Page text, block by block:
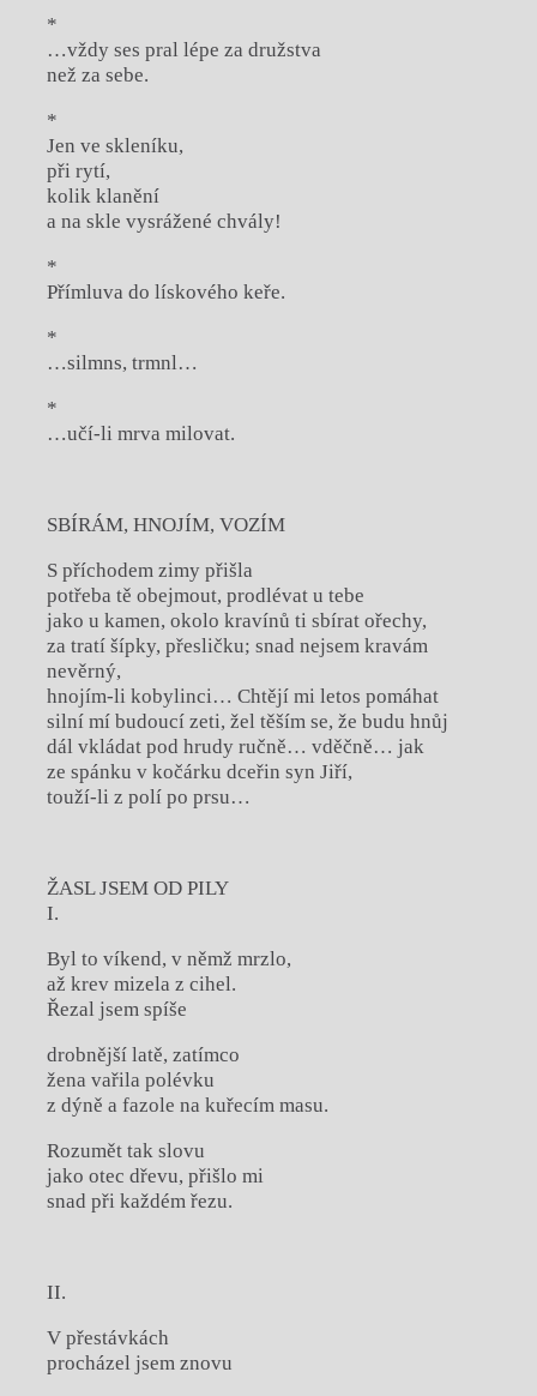
*
…vždy ses pral lépe za družstva
než za sebe.
*
Jen ve skleníku,
při rytí,
kolik klanění
a na skle vysrážené chvály!
*
Přímluva do lískového keře.
*
…silmns, trmnl…
*
…učí-li mrva milovat.
SBÍRÁM, HNOJÍM, VOZÍM
S příchodem zimy přišla
potřeba tě obejmout, prodlévat u tebe
jako u kamen, okolo kravínů ti sbírat ořechy,
za tratí šípky, přesličku; snad nejsem kravám
nevěrný,
hnojím-li kobylinci… Chtějí mi letos pomáhat
silní mí budoucí zeti, žel těším se, že budu hnůj
dál vkládat pod hrudy ručně… vděčně… jak
ze spánku v kočárku dceřin syn Jiří,
touží-li z polí po prsu…
ŽASL JSEM OD PILY
I.
Byl to víkend, v němž mrzlo,
až krev mizela z cihel.
Řezal jsem spíše
drobnější latě, zatímco
žena vařila polévku
z dýně a fazole na kuřecím masu.
Rozumět tak slovu
jako otec dřevu, přišlo mi
snad při každém řezu.
II.
V přestávkách
procházel jsem znovu